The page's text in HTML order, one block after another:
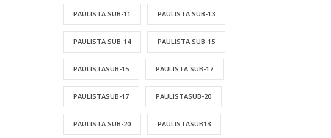
PAULISTA SUB-11 PAULISTA SUB-13
PAULISTA SUB-14 PAULISTA SUB-15
PAULISTASUB-15 PAULISTA SUB-17
PAULISTASUB-17 PAULISTASUB-20
PAULISTA SUB-20 PAULISTASUB13